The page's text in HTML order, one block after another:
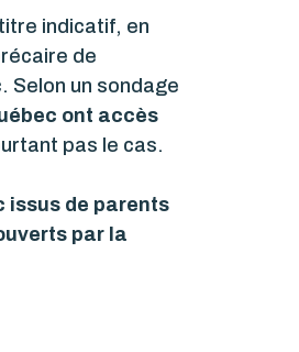
indicatif, en
de
Selon un sondage
ont accès
pas le cas.
issus de parents
par la